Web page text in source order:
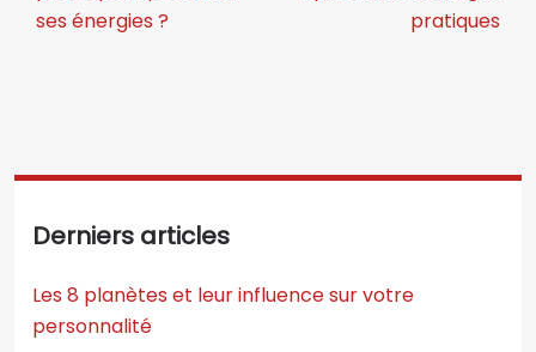
ses énergies ?
pratiques
Derniers articles
Les 8 planètes et leur influence sur votre
personnalité